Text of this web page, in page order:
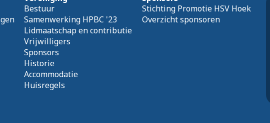
Bestuur
Samenwerking HPBC '23
Lidmaatschap en contributie
Vrijwilligers
Sponsors
Historie
Accommodatie
Huisregels
Stichting Promotie HSV Hoek
Overzicht sponsoren